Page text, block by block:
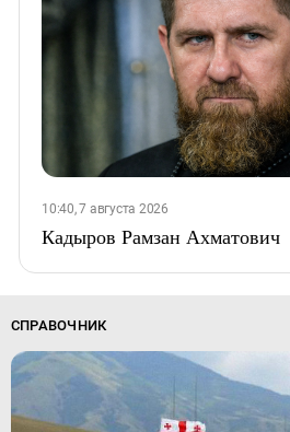
10:40, 7 августа 2026
Кадыров Рамзан Ахматович
СПРАВОЧНИК